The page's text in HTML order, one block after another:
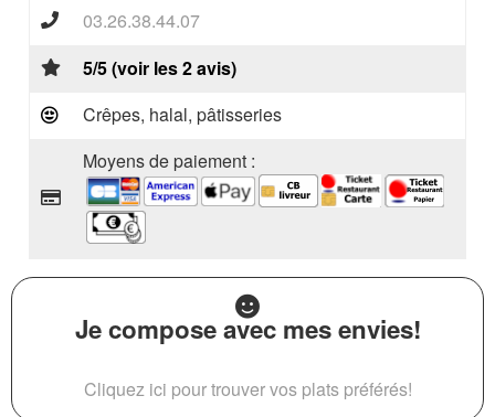
03.26.38.44.07
5/5 (voir les 2 avis)
Crêpes, halal, pâtisseries
Moyens de paiement :
Je compose avec mes envies!
Cliquez ici pour trouver vos plats préférés!